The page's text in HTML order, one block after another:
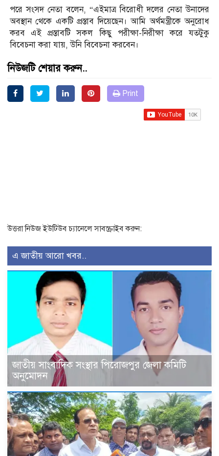
পরে সংসদ নেতা বলেন, “এইমাত্র বিরোধী দলের নেতা উনাদের
অবস্থান থেকে একটি প্রস্তাব দিয়েছেন। আমি অর্থমন্ত্রীকে অনুরোধ
করব এই প্রস্তাবটি সকল কিছু পরীক্ষা-নিরীক্ষা করে যতটুকু
বিবেচনা করা যায়, উনি বিবেচনা করবেন।
নিউজটি শেয়ার করুন..
Print
উত্তরা নিউজ ইউটিউব চ্যানেলে সাবস্ক্রাইব করুন:
এ জাতীয় আরো খবর..
জাতীয় সাংবাদিক সংস্থার পিরোজপুর জেলা কমিটি
অনুমোদন